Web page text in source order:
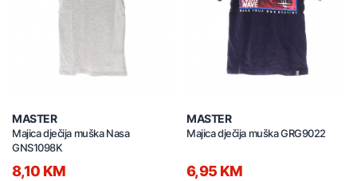
MASTER
Majica dječija muška Nasa
GNS1098K
8,10 KM
MASTER
Majica dječija muška GRG9022
6,95 KM